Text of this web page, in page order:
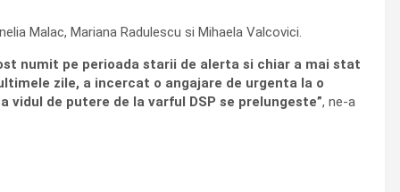
Malac, Mariana Radulescu si Mihaela Valcovici.
numit pe perioada starii de alerta si chiar a mai stat
zile, a incercat o angajare de urgenta la o
de putere de la varful DSP se prelungeste”, ne-a